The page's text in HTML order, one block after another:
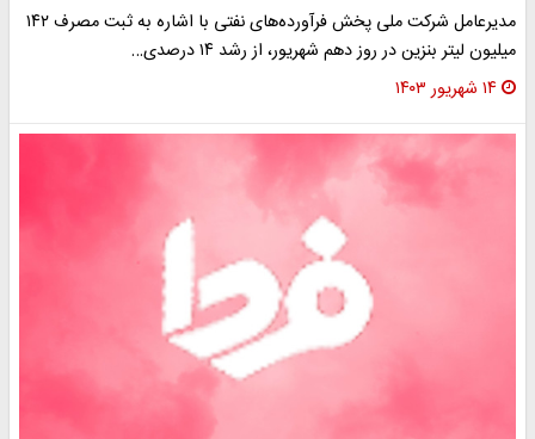
مدیرعامل شرکت ملی پخش فرآورده‌های نفتی با اشاره به ثبت مصرف ۱۴۲
میلیون لیتر بنزین در روز دهم شهریور، از رشد ۱۴ درصدی…
۱۴ شهریور ۱۴۰۳